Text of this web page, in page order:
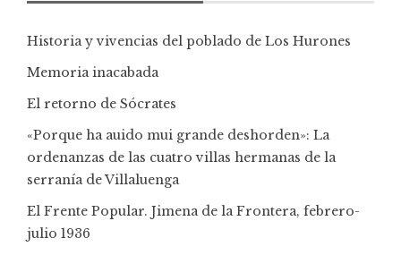
Historia y vivencias del poblado de Los Hurones
Memoria inacabada
El retorno de Sócrates
«Porque ha auido mui grande deshorden»: La
ordenanzas de las cuatro villas hermanas de la
serranía de Villaluenga
El Frente Popular. Jimena de la Frontera, febrero-
julio 1936